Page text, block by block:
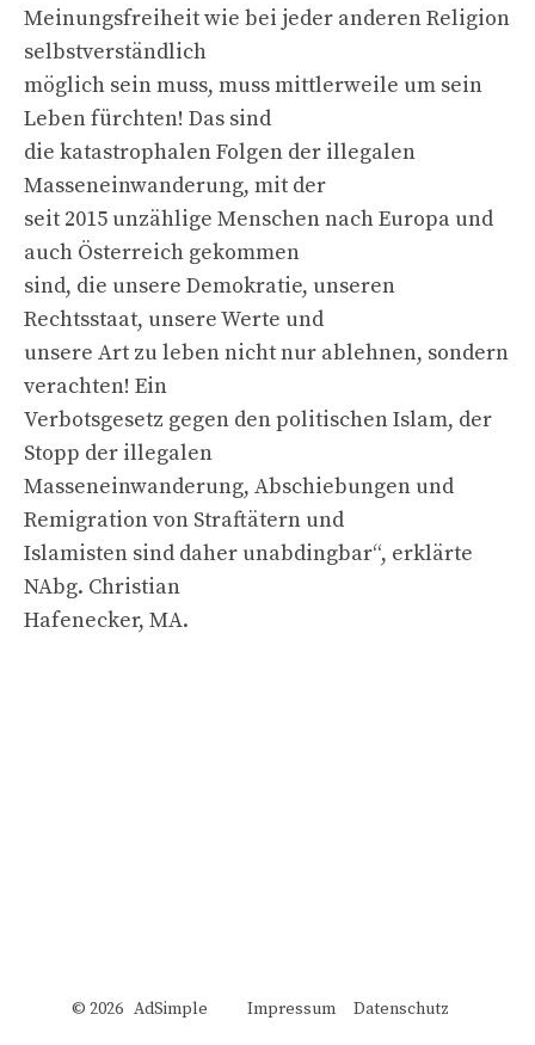
Meinungsfreiheit wie bei jeder anderen Religion
selbstverständlich
möglich sein muss, muss mittlerweile um sein
Leben fürchten! Das sind
die katastrophalen Folgen der illegalen
Masseneinwanderung, mit der
seit 2015 unzählige Menschen nach Europa und
auch Österreich gekommen
sind, die unsere Demokratie, unseren
Rechtsstaat, unsere Werte und
unsere Art zu leben nicht nur ablehnen, sondern
verachten! Ein
Verbotsgesetz gegen den politischen Islam, der
Stopp der illegalen
Masseneinwanderung, Abschiebungen und
Remigration von Straftätern und
Islamisten sind daher unabdingbar“, erklärte
NAbg. Christian
Hafenecker, MA.
© 2026 AdSimple Impressum Datenschutz